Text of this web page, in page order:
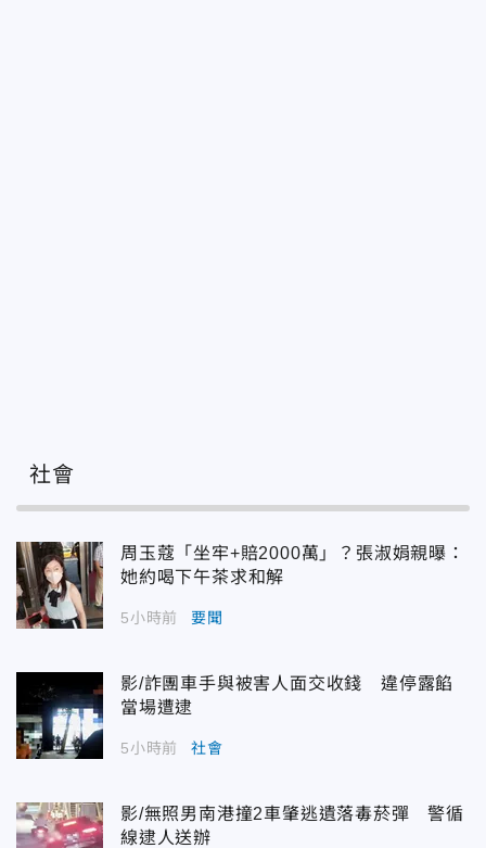
社會
周玉蔻「坐牢+賠2000萬」？張淑娟親曝：
她約喝下午茶求和解
5小時前 要聞
影/詐團車手與被害人面交收錢 違停露餡
當場遭逮
5小時前 社會
影/無照男南港撞2車肇逃遺落毒菸彈 警循
線逮人送辦